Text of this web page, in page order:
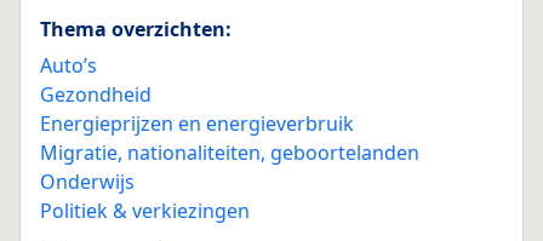
Thema overzichten:
Auto’s
Gezondheid
Energieprijzen en energieverbruik
Migratie, nationaliteiten, geboortelanden
Onderwijs
Politiek & verkiezingen